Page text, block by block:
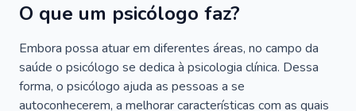
O que um psicólogo faz?
Embora possa atuar em diferentes áreas, no campo da
saúde o psicólogo se dedica à psicologia clínica. Dessa
forma, o psicólogo ajuda as pessoas a se
autoconhecerem, a melhorar características com as quais